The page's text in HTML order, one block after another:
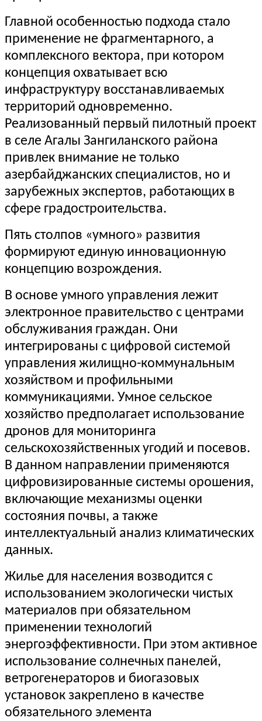
Главной особенностью подхода стало
применение не фрагментарного, а
комплексного вектора, при котором
концепция охватывает всю
инфраструктуру восстанавливаемых
территорий одновременно.
Реализованный первый пилотный проект
в селе Агалы Зангиланского района
привлек внимание не только
азербайджанских специалистов, но и
зарубежных экспертов, работающих в
сфере градостроительства.
Пять столпов «умного» развития
формируют единую инновационную
концепцию возрождения.
В основе умного управления лежит
электронное правительство с центрами
обслуживания граждан. Они
интегрированы с цифровой системой
управления жилищно-коммунальным
хозяйством и профильными
коммуникациями. Умное сельское
хозяйство предполагает использование
дронов для мониторинга
сельскохозяйственных угодий и посевов.
В данном направлении применяются
цифровизированные системы орошения,
включающие механизмы оценки
состояния почвы, а также
интеллектуальный анализ климатических
данных.
Жилье для населения возводится с
использованием экологически чистых
материалов при обязательном
применении технологий
энергоэффективности. При этом активное
использование солнечных панелей,
ветрогенераторов и биогазовых
установок закреплено в качестве
обязательного элемента